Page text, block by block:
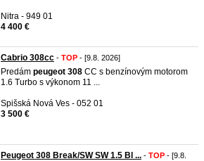
Nitra - 949 01
4 400 €
Cabrio 308cc - TOP - [9.8. 2026]
Predám peugeot 308 CC s benzínovým motorom
1.6 Turbo s výkonom 11 ...
Spišská Nová Ves - 052 01
3 500 €
Peugeot 308 Break/SW SW 1.5 Bl ... - TOP - [9.8.